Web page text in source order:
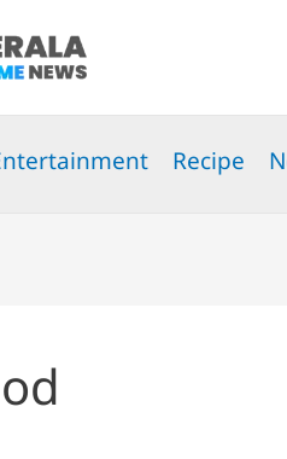
Recipe